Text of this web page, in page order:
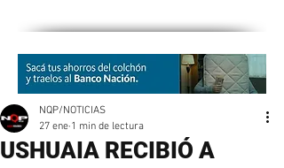
USHUAIA RECIBIÓ A
NQP/NOTICIAS
27 ene 1 min de lectura